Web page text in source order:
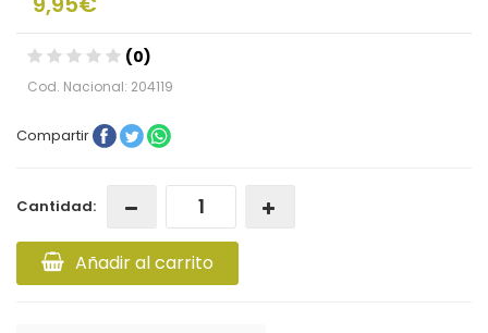
(0)
Cod. Nacional: 204119
Compartir
Cantidad:
Añadir al carrito